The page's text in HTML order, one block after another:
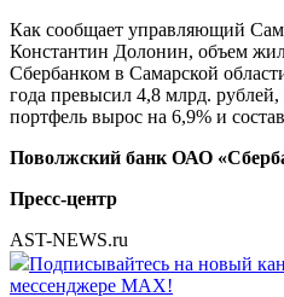
Как сообщает управляющий
Константин Долонин, объем
Сбербанком в Самарской
года превысил 4,8 млрд.
портфель вырос на 6,9% и
Поволжский банк ОАО
Пресс-центр
AST-NEWS.ru
Подписывайтесь на новый
мессенджере MAX!